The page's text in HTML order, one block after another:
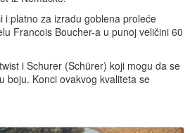
i platno za izradu goblena proleće
Francois Boucher-a u punoj veličini 60
i Schurer (Schürer) koji mogu da se
boju. Konci ovakvog kvaliteta se